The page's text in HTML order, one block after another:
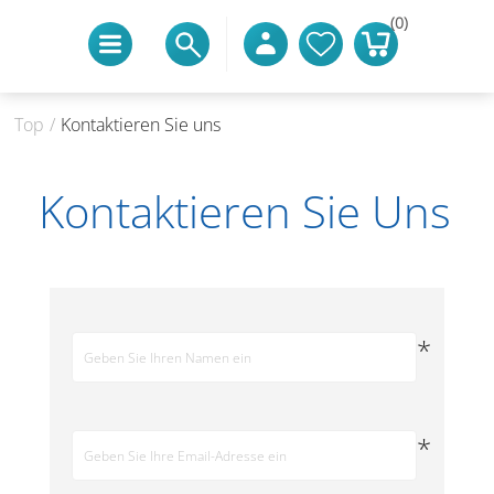
(0)
Top / Kontaktieren Sie uns
Kontaktieren Sie Uns
*
*